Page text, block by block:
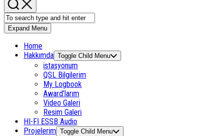
Expand Menu
Home
Hakkımda Toggle Child Menu
istasyonum
QSL Bilgilerim
My Logbook
Award’larım
Video Galeri
Resim Galeri
HI-FI ESSB Audio
Projelerim Toggle Child Menu